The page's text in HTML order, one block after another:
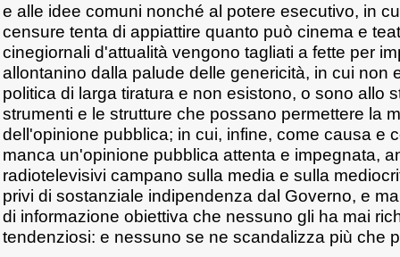
e alle idee comuni nonché al potere esecutivo, in
censure tenta di appiattire quanto può cinema e
cinegiornali d'attualità vengono tagliati a fette per
allontanino dalla palude delle genericità, in cui non
politica di larga tiratura e non esistono, o sono allo
strumenti e le strutture che possano permettere la
dell'opinione pubblica; in cui, infine, come causa e
manca un'opinione pubblica attenta e impegnata,
radiotelevisivi campano sulla media e sulla
privi di sostanziale indipendenza dal Governo, e
di informazione obiettiva che nessuno gli ha mai
tendenziosi: e nessuno se ne scandalizza più che